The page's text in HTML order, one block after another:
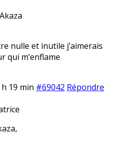
nulle et inutile j’aimerais
qui m’enflame
19 min #69042 Répondre